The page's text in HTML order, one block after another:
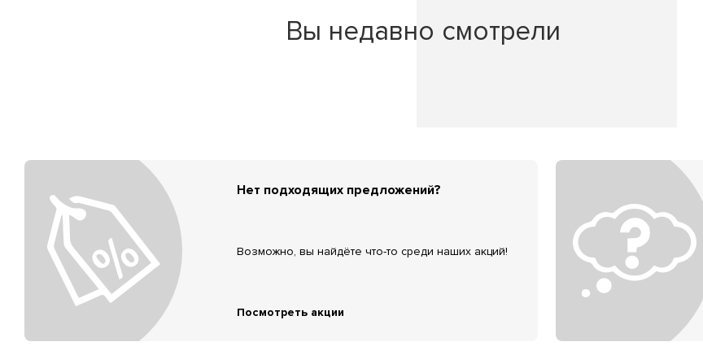
Вы недавно смотрели
Нет подходящих предложений?
Возможно, вы найдёте что-то среди наших акций!
Посмотреть акции